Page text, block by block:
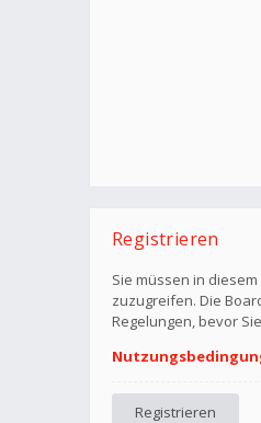
Registrieren
Sie müssen in
zuzugreifen. Die
Regelungen, bevor
Registrieren